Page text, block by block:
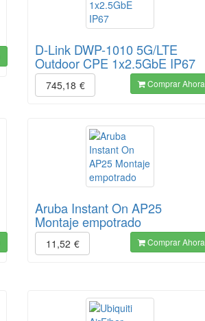
D-Link DWP-1010 5G/LTE
Outdoor CPE 1x2.5GbE IP67
745,18 € Comprar Ahora
Aruba Instant On AP25
Montaje empotrado
11,52 € Comprar Ahora